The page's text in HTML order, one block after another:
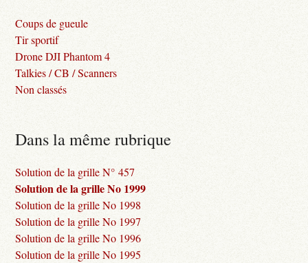
Coups de gueule
Tir sportif
Drone DJI Phantom 4
Talkies / CB / Scanners
Non classés
Dans la même rubrique
Solution de la grille N° 457
Solution de la grille No 1999
Solution de la grille No 1998
Solution de la grille No 1997
Solution de la grille No 1996
Solution de la grille No 1995